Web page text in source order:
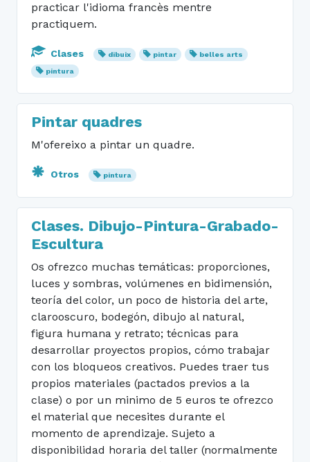
practicar l'idioma francès mentre
practiquem.
Clases dibuix pintar
belles arts
pintura
Pintar quadres
M'ofereixo a pintar un quadre.
Otros pintura
Clases. Dibujo-Pintura-Grabado-
Escultura
Os ofrezco muchas temáticas: proporciones,
luces y sombras, volúmenes en bidimensión,
teoría del color, un poco de historia del arte,
clarooscuro, bodegón, dibujo al natural,
figura humana y retrato; técnicas para
desarrollar proyectos propios, cómo trabajar
con los bloqueos creativos. Puedes traer tus
propios materiales (pactados previos a la
clase) o por un minimo de 5 euros te ofrezco
el material que necesites durante el
momento de aprendizaje. Sujeto a
disponibilidad horaria del taller (normalmente